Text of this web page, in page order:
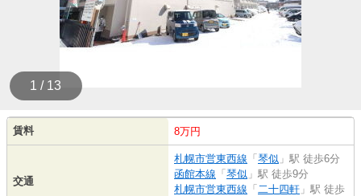
1 / 13
賃料 8万円
交通
札幌市営東西線 「琴似 」駅 徒歩6分
函館本線 「琴似 」駅 徒歩9分
札幌市営東西線 「 二十四軒 」駅 徒歩